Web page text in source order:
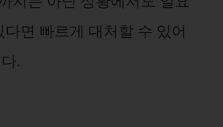
면 빠르게 대처할 수 있어
.